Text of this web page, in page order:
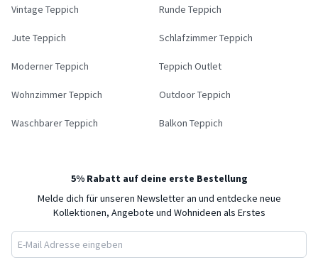
Vintage Teppich Runde Teppich
Jute Teppich Schlafzimmer Teppich
Moderner Teppich Teppich Outlet
Wohnzimmer Teppich Outdoor Teppich
Waschbarer Teppich Balkon Teppich
5% Rabatt auf deine erste Bestellung
Melde dich für unseren Newsletter an und entdecke neue
Kollektionen, Angebote und Wohnideen als Erstes